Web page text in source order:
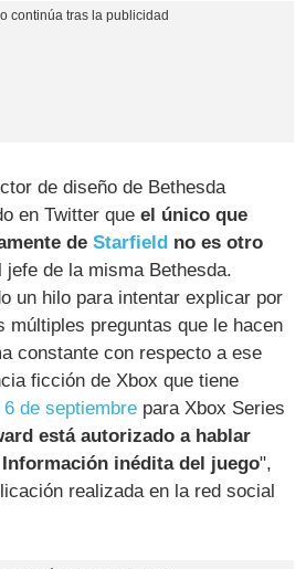
de diseño de Bethesda
en Twitter queel único que
deStarfield no es otro
jefe de la misma Bethesda.
un hilo para intentar explicar por
múltiples preguntas que le hacen
constante con respecto a ese
ficción de Xbox que tiene
6 de septiembre para Xbox Series
está autorizado a hablar
inédita del juego",
realizada en la red social